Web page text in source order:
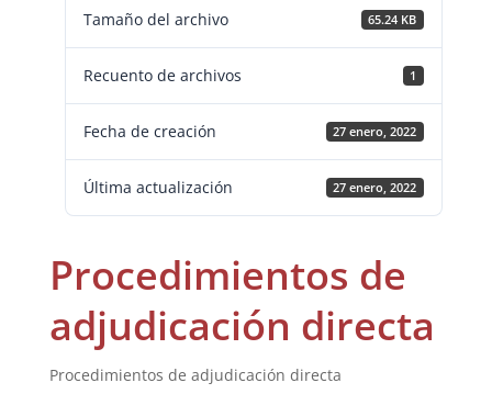
Tamaño del archivo 65.24 KB
Recuento de archivos 1
Fecha de creación 27 enero, 2022
Última actualización 27 enero, 2022
Procedimientos de
adjudicación directa
Procedimientos de adjudicación directa